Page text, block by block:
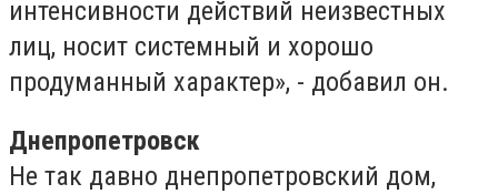
интенсивности действий неизвестных
лиц, носит системный и хорошо
продуманный характер», - добавил он.
Днепропетровск
Не так давно днепропетровский дом,